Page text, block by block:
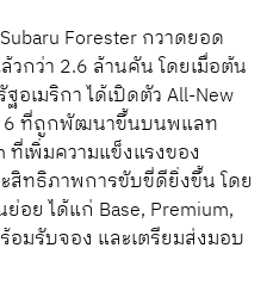
Forester กวาดยอด
วกว่า 2.6 ล้านคัน โดยเมื่อต้น
เมริกา ได้เปิดตัว All-New
ที่ 6 ที่ถูกพัฒนาขึ้นบนพแลท
ที่เพิ่มความแข็งแรงของ
สิทธิภาพการขับขี่ดียิ่งขึ้น โดย
อย ได้แก่ Base, Premium,
อมรับจอง และเตรียมส่งมอบ